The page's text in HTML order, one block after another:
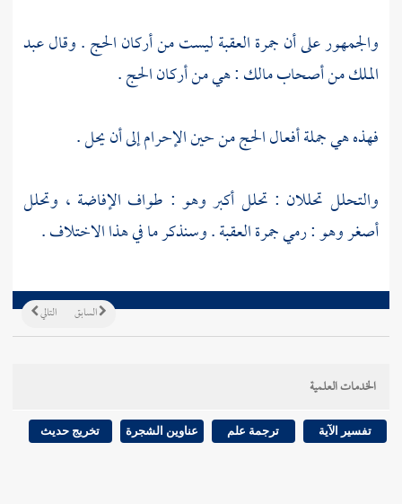
والجمهور على أن جمرة العقبة ليست من أركان الحج . وقالعبد
الملكمن أصحابمالك: هي من أركان الحج .
فهذه هي جملة أفعال الحج من حين الإحرام إلى أن يحل .
والتحلل تحللان : تحلل أكبر وهو : طواف الإفاضة ، وتحلل
أصغر وهو : رمي جمرة العقبة . وسنذكر ما في هذا الاختلاف .
التالي السابق
الخدمات العلمية
تفسير الآية ترجمة علم عناوين الشجرة تخريج حديث